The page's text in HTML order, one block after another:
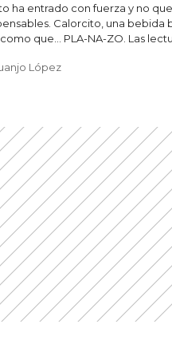
ha entrado con fuerza y no
Calorcito, una bebida
que… PLA-NA-ZO. Las
López